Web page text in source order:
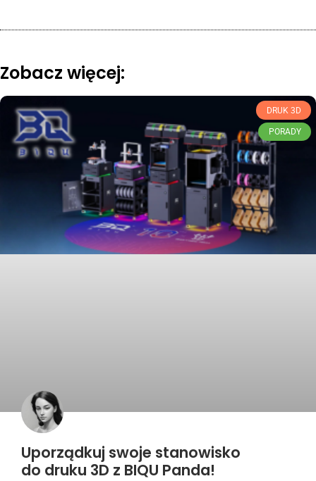
Zobacz więcej:
DRUK 3D
PORADY
Uporządkuj swoje stanowisko
do druku 3D z BIQU Panda!